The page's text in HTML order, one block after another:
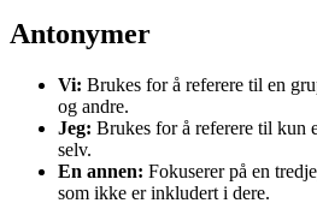
Antonymer
Vi: Brukes for å referere til en
og andre.
Jeg: Brukes for å referere til kun
selv.
En annen: Fokuserer på en
som ikke er inkludert i dere.